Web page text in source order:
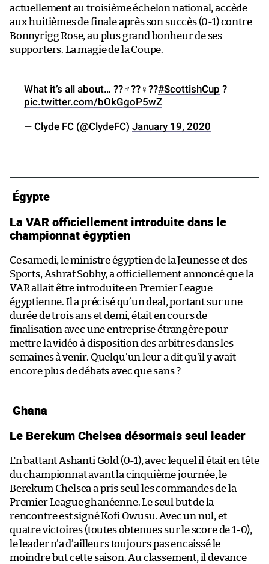
actuellement au troisième échelon national, accède
aux huitièmes de finale après son succès (0-1) contre
Bonnyrigg Rose, au plus grand bonheur de ses
supporters. La magie de la Coupe.
What it’s all about… ??‍♂️??‍♀️??#ScottishCup ?
pic.twitter.com/bOkGgoP5wZ
— Clyde FC (@ClydeFC) January 19, 2020
Égypte
La VAR officiellement introduite dans le
championnat égyptien
Ce samedi, le ministre égyptien de la Jeunesse et des
Sports, Ashraf Sobhy, a officiellement annoncé que la
VAR allait être introduite en Premier League
égyptienne. Il a précisé qu’un deal, portant sur une
durée de trois ans et demi, était en cours de
finalisation avec une entreprise étrangère pour
mettre la vidéo à disposition des arbitres dans les
semaines à venir. Quelqu’un leur a dit qu’il y avait
encore plus de débats avec que sans ?
Ghana
Le Berekum Chelsea désormais seul leader
En battant Ashanti Gold (0-1), avec lequel il était en tête
du championnat avant la cinquième journée, le
Berekum Chelsea a pris seul les commandes de la
Premier League ghanéenne. Le seul but de la
rencontre est signé Kofi Owusu. Avec un nul, et
quatre victoires (toutes obtenues sur le score de 1-0),
le leader n’a d’ailleurs toujours pas encaissé le
moindre but cette saison. Au classement, il devance